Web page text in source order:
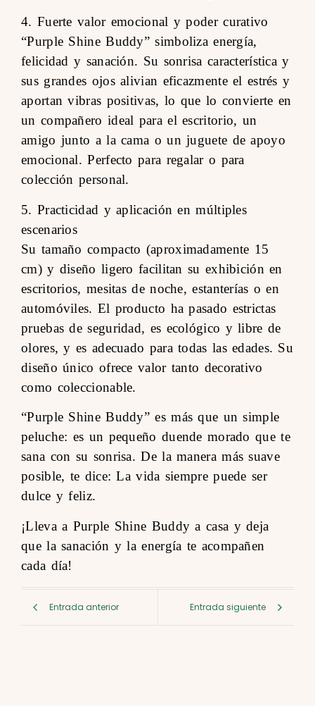
4. Fuerte valor emocional y poder curativo
“Purple Shine Buddy” simboliza energía,
felicidad y sanación. Su sonrisa característica y
sus grandes ojos alivian eficazmente el estrés y
aportan vibras positivas, lo que lo convierte en
un compañero ideal para el escritorio, un
amigo junto a la cama o un juguete de apoyo
emocional. Perfecto para regalar o para
colección personal.
5. Practicidad y aplicación en múltiples
escenarios
Su tamaño compacto (aproximadamente 15
cm) y diseño ligero facilitan su exhibición en
escritorios, mesitas de noche, estanterías o en
automóviles. El producto ha pasado estrictas
pruebas de seguridad, es ecológico y libre de
olores, y es adecuado para todas las edades. Su
diseño único ofrece valor tanto decorativo
como coleccionable.
“Purple Shine Buddy” es más que un simple
peluche: es un pequeño duende morado que te
sana con su sonrisa. De la manera más suave
posible, te dice: La vida siempre puede ser
dulce y feliz.
¡Lleva a Purple Shine Buddy a casa y deja
que la sanación y la energía te acompañen
cada día!
Entrada anterior Entrada siguiente